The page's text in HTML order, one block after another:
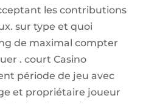
les contributions
sur type et quoi
de maximal compter
. court Casino
période de jeu avec
et propriétaire joueur